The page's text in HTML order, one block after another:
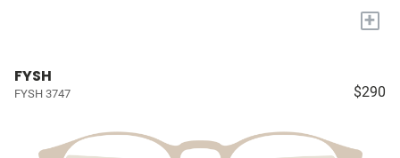
+
FYSH
FYSH 3747 $290